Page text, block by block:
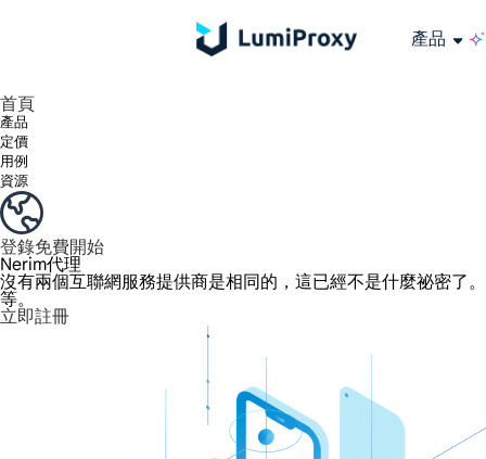
產品
首頁
產品
定價
用例
資源
登錄免費開始
Nerim代理
沒有兩個互聯網服務提供商是相同的，這已經不是什麼祕密了
等。
立即註冊